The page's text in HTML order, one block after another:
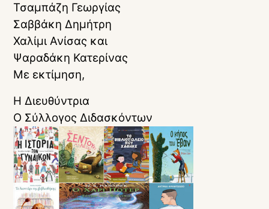
Τσαμπάζη Γεωργίας
Σαββάκη Δημήτρη
Χαλίμι Ανίσας και
Ψαραδάκη Κατερίνας
Με εκτίμηση,
Η Διευθύντρια
Ο Σύλλογος Διδασκόντων